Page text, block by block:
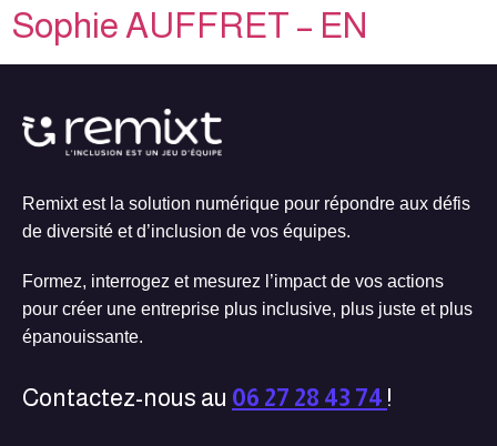
Sophie AUFFRET – EN
Remixt est la solution numérique pour répondre aux défis
de diversité et d’inclusion de vos équipes.
Formez, interrogez et mesurez l’impact de vos actions
pour créer une entreprise plus inclusive, plus juste et plus
épanouissante.
Contactez-nous au 06 27 28 43 74 !